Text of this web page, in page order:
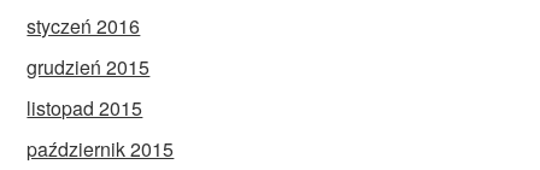
styczeń 2016
grudzień 2015
listopad 2015
październik 2015